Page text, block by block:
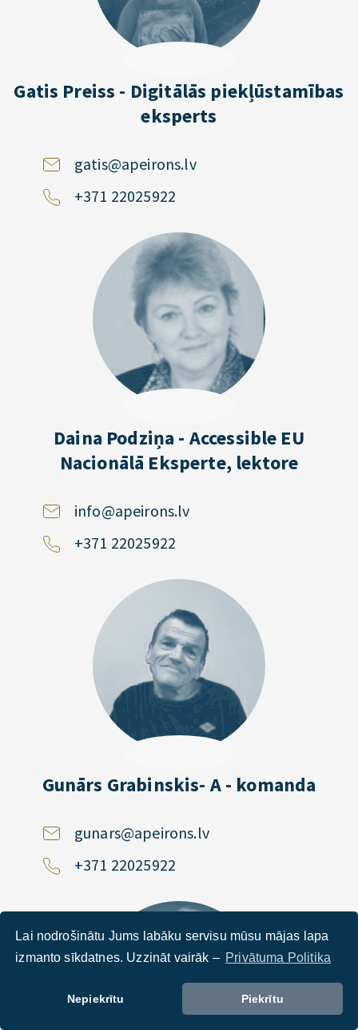
Lai nodrošinātu Jums labāku servisu mūsu mājas lapa
izmanto sīkdatnes. Uzzināt vairāk – Privātuma Politika
Nepiekrītu Piekrītu
Gatis Preiss - Digitālās piekļūstamības
eksperts
gatis@apeirons.lv
+371 22025922
Daina Podziņa - Accessible EU
Nacionālā Eksperte, lektore
info@apeirons.lv
+371 22025922
Gunārs Grabinskis- A - komanda
gunars@apeirons.lv
+371 22025922